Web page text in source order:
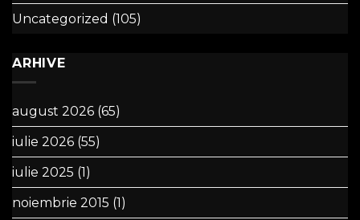
Uncategorized (105)
ARHIVE
august 2026 (65)
iulie 2026 (55)
iulie 2025 (1)
noiembrie 2015 (1)